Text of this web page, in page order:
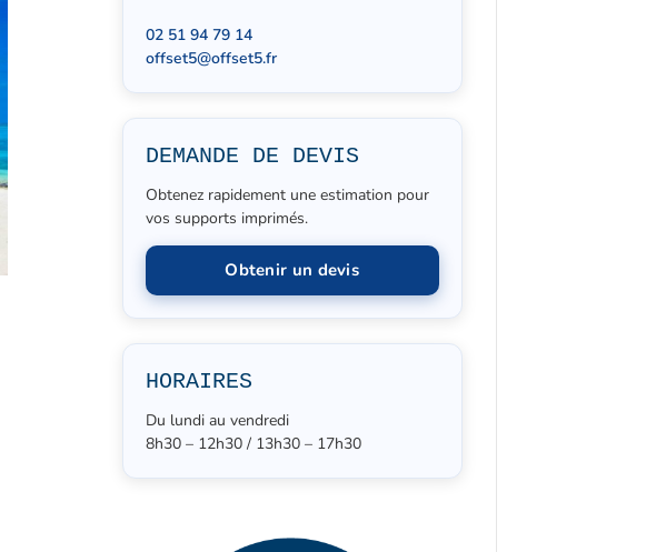
02 51 94 79 14
offset5@offset5.fr
DEMANDE DE DEVIS
Obtenez rapidement une estimation pour
vos supports imprimés.
Obtenir un devis
HORAIRES
Du lundi au vendredi
8h30 – 12h30 / 13h30 – 17h30